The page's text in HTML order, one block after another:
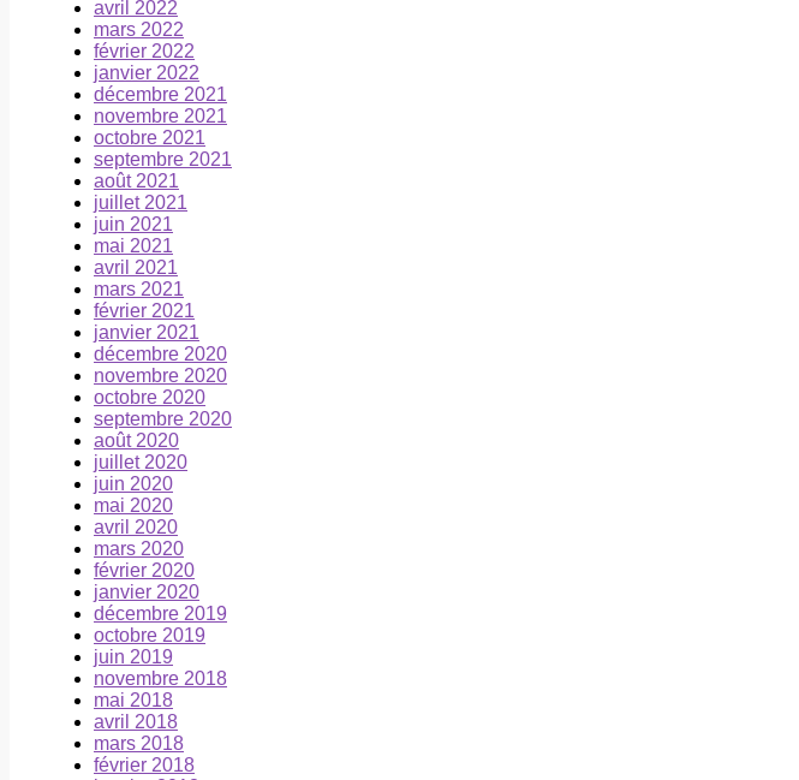
avril 2022
mars 2022
février 2022
janvier 2022
décembre 2021
novembre 2021
octobre 2021
septembre 2021
août 2021
juillet 2021
juin 2021
mai 2021
avril 2021
mars 2021
février 2021
janvier 2021
décembre 2020
novembre 2020
octobre 2020
septembre 2020
août 2020
juillet 2020
juin 2020
mai 2020
avril 2020
mars 2020
février 2020
janvier 2020
décembre 2019
octobre 2019
juin 2019
novembre 2018
mai 2018
avril 2018
mars 2018
février 2018